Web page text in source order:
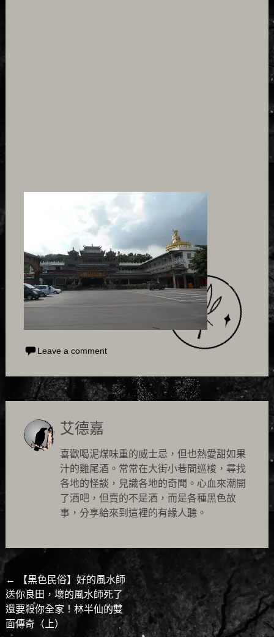
Leave a comment
艾德嘉
喜歡喝泥煤味重的威士忌，但也熱愛甜如果
汁的雞尾酒。常常在大街小巷間巡梭，尋找
各地的怪談，見識各地的奇聞。心血來潮開
了酒吧，但賣的不是酒，而是各種黑色故
事，分享給來到這裡的有緣人聽。
Post
navigation
←
【黑色民俗】好的風水師
送你良田，壞的風水師死了
還要殺你全家！林半仙的雙
面傳奇（上）